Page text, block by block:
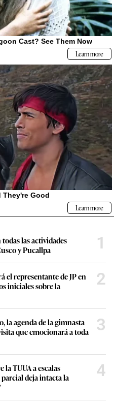
las actividades
y Pucallpa
1
el representante de JP en
iniciales sobre la
2
la agenda de la gimnasta
que emocionará a toda
3
la TUUA a escalas
deja intacta la
4